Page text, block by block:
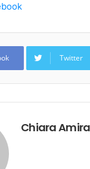
Twitter
Chiara